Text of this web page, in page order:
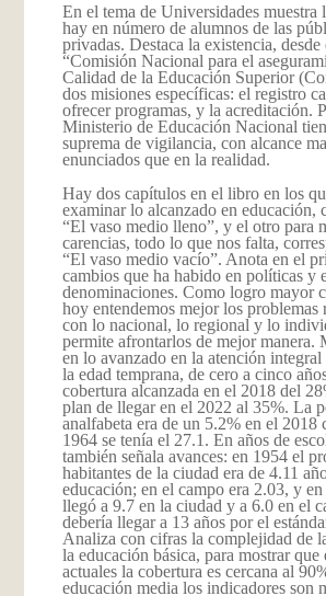
En el tema de Universidades muestra
hay en número de alumnos de las
privadas. Destaca la existencia,
“Comisión Nacional para el
Calidad de la Educación Superior
dos misiones específicas: el registro
ofrecer programas, y la acreditación.
Ministerio de Educación Nacional
suprema de vigilancia, con alcance
enunciados que en la realidad.
Hay dos capítulos en el libro en los
examinar lo alcanzado en educación,
“El vaso medio lleno”, y el otro para
carencias, todo lo que nos falta,
“El vaso medio vacío”. Anota en el
cambios que ha habido en políticas y
denominaciones. Como logro mayor
hoy entendemos mejor los problemas
con lo nacional, lo regional y lo
permite afrontarlos de mejor manera.
en lo avanzado en la atención integral
la edad temprana, de cero a cinco
cobertura alcanzada en el 2018 del
plan de llegar en el 2022 al 35%. La
analfabeta era de un 5.2% en el 2018
1964 se tenía el 27.1. En años de
también señala avances: en 1954 el
habitantes de la ciudad era de 4.11
educación; en el campo era 2.03, y
llegó a 9.7 en la ciudad y a 6.0 en el
debería llegar a 13 años por el
Analiza con cifras la complejidad de
la educación básica, para mostrar que
actuales la cobertura es cercana al
educación media los indicadores son